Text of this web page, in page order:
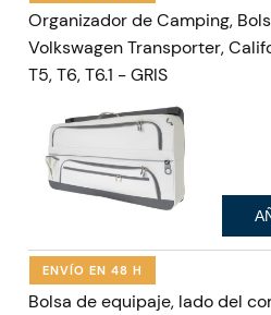
Organizador de Camping,
Volkswagen Transporter,
T5, T6, T6.1 - GRIS
Bolsa de equipaje, lado del
ENVÍO EN 48 H